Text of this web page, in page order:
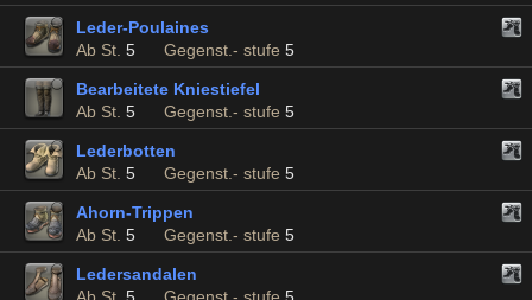
Leder-Poulaines
Ab St. 5 Gegenst.- stufe 5
Bearbeitete Kniestiefel
Ab St. 5 Gegenst.- stufe 5
Lederbotten
Ab St. 5 Gegenst.- stufe 5
Ahorn-Trippen
Ab St. 5 Gegenst.- stufe 5
Ledersandalen